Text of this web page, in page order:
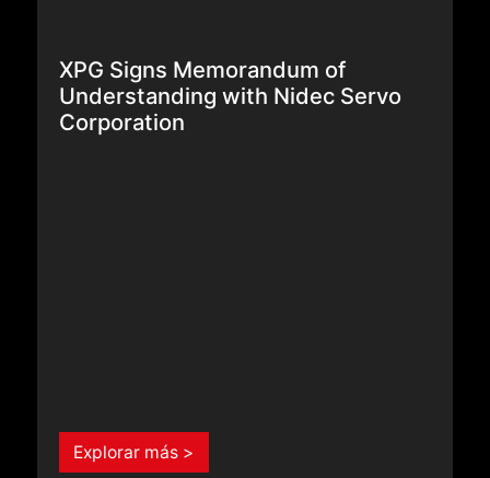
XPG Signs Memorandum of
Understanding with Nidec Servo
Corporation
Explorar más >